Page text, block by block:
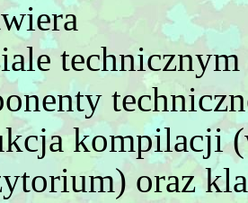
kompilacji
oraz